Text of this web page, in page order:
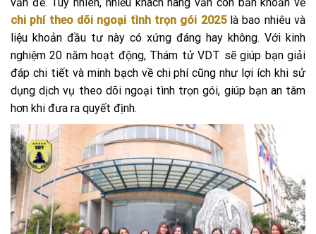
chi phí theo dõi ngoại tình trọn gói 2025là bao nhiêu và
liệu khoản đầu tư này có xứng đáng hay không. Với kinh
nghiệm 20 năm hoạt động, Thám tử VDT sẽ giúp bạn giải
đáp chi tiết và minh bạch về chi phí cũng như lợi ích khi sử
dụng dịch vụ theo dõi ngoại tình trọn gói, giúp bạn an tâm
hơn khi đưa ra quyết định.